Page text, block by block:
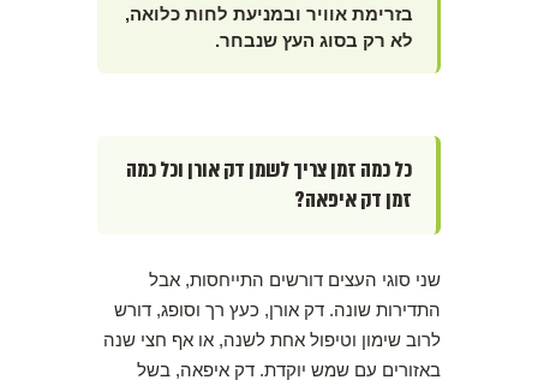
בזרימת אוויר ובמניעת לחות כלואה,
לא רק בסוג העץ שנבחר.
כל כמה זמן צריך לשמן דק אורן וכל כמה
זמן דק איפאה?
שני סוגי העצים דורשים התייחסות, אבל
התדירות שונה. דק אורן, כעץ רך וסופג, דורש
לרוב שימון וטיפול אחת לשנה, או אף חצי שנה
באזורים עם שמש יוקדת. דק איפאה, בשל